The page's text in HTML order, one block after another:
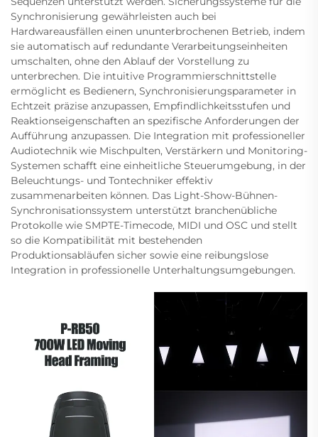
Synchronisierung gewährleisten auch bei
Hardwareausfällen einen ununterbrochenen Betrieb, indem
sie automatisch auf redundante Verarbeitungseinheiten
umschalten, ohne den Ablauf der Vorstellung zu
unterbrechen. Die intuitive Programmierschnittstelle
ermöglicht es Bedienern, Synchronisierungsparameter in
Echtzeit präzise anzupassen, Empfindlichkeitsstufen und
Reaktionseigenschaften an spezifische Anforderungen der
Aufführung anzupassen. Die Integration mit professioneller
Audiotechnik wie Mischpulten, Verstärkern und Monitoring-
Systemen schafft eine einheitliche Steuerumgebung, in der
Beleuchtungs- und Tontechniker effektiv
zusammenarbeiten können. Das Light-Show-Bühnen-
Synchronisationssystem unterstützt branchenübliche
Protokolle wie SMPTE-Timecode, MIDI und OSC und stellt
so die Kompatibilität mit bestehenden
Produktionsabläufen sicher sowie eine reibungslose
Integration in professionelle Unterhaltungsumgebungen.